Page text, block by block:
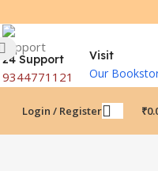
24 Support
9344771121
Visit
Our
Login / Register ₹